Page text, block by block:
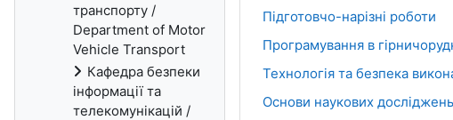
Підготовчо-нарізні роботи
Програмування в
Технологія та безпека
Основи наукових досліджень
транспорту /
Department of Motor
Vehicle Transport
Кафедра безпеки
інформації та
телекомунікацій /